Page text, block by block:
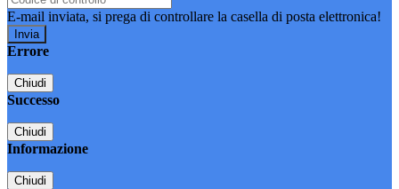
E-mail inviata, si prega di controllare la casella di posta elettronica!
Errore
Chiudi
Successo
Chiudi
Informazione
Chiudi